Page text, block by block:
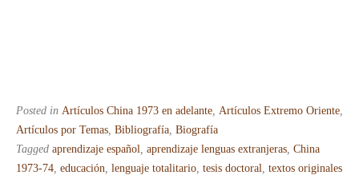
Posted in Artículos China 1973 en adelante Artículos Extremo Oriente
Artículos por Temas Bibliografía Biografía
Tagged aprendizaje español aprendizaje lenguas extranjeras China
1973-74 educación lenguaje totalitario tesis doctoral textos originales